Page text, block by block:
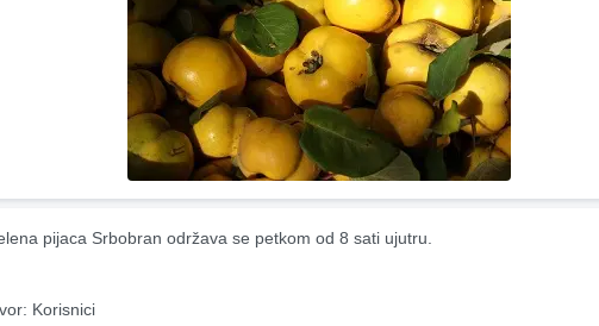
pijaca Srbobran održava se petkom od 8 sati ujutru.
Korisnici